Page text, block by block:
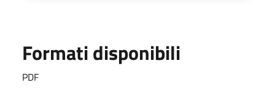
Formati disponibili
PDF